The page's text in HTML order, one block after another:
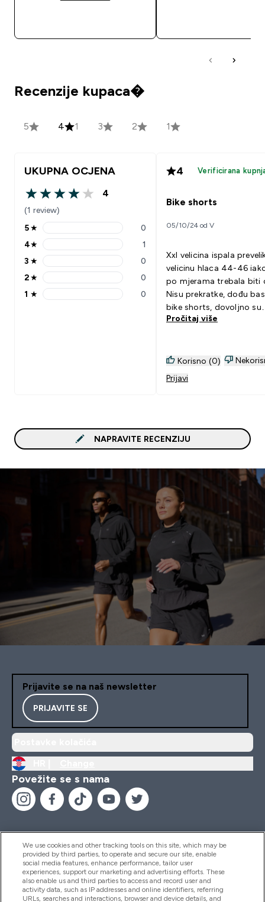
Recenzije kupaca�
5 4 1 3 2 1
UKUPNA OCJENA
4 out of 5 stars
4
(1 review)
5 stars rating 0 reviews
5★ 0
4 stars rating 1 reviews
4★ 1
3 stars rating 0 reviews
3 ★ 0
2 stars rating 0 reviews
2★ 0
1 stars rating 0 reviews
1 ★ 0
4 Verificirana
Bike shorts
05/10/24 od V
Xxl velicina ispala
velicinu hlaca 44-46 iako je
po mjerama trebala biti
Nisu prekratke, dođu
bike shorts, dovoljno su
udobne. Nisu bile
manje.
Pročitaj više
Korisno (0)
Prijavi
NAPRAVITE RECENZIJU
Prijavite se na naš newsletter
PRIJAVITE SE
Povežite se s nama
Pomoć I Informacije
Proizvodi
We use cookies and other tracking tools on this site, which may be
provided by third parties, to operate and secure our site, enable
social media features, enhance performance, tailor user
experiences, support our marketing and advertising efforts. These
also enable us and third parties to access and record user and
activity data, such as IP addresses and online identifiers, referring
URLs, searches and interactions, browser and device details, and